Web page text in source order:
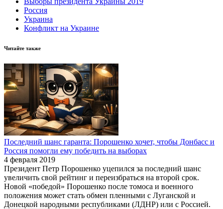
Россия
Украина
Конфликт на Украине
Читайте также
Последний шанс гаранта: Порошенко хочет, чтобы Донбасс и
Россия помогли ему победить на выборах
4 февраля 2019
Президент Петр Порошенко уцепился за последний шанс
увеличить свой рейтинг и переизбраться на второй срок.
Новой «победой» Порошенко после томоса и военного
положения может стать обмен пленными с Луганской и
Донецкой народными республиками (ЛДНР) или с Россией.